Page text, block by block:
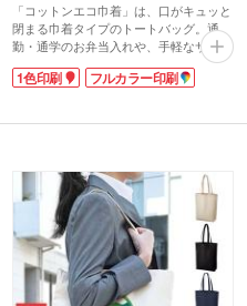
「コットンエコ巾着」は、口がキュッと
閉まる巾着タイプのトートバッグ。通
勤・通学のお弁当入れや、手軽なサブバ
ッグにいかが。地球環境にやさしい無漂
白コットンを使い、ナチュラルな風合い
1色印刷 フルカラー印刷